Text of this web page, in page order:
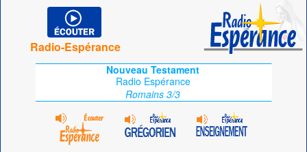
Radio-Espérance
Nouveau Testament
Radio Espérance
Romains 3/3